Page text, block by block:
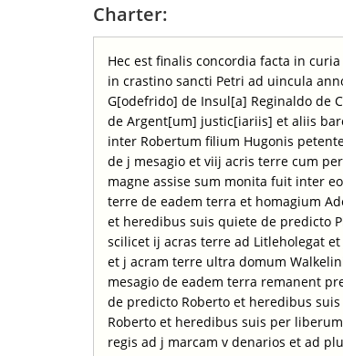
Charter:
Hec est finalis concordia facta in
in crastino sancti Petri ad uincula
G[odefrido] de Insul[a] Reginaldo de
de Argent[um] justic[iariis] et aliis
inter Robertum filium Hugonis
de j mesagio et viij acris terre cum
magne assise sum monita fuit inter
terre de eadem terra et homagium
et heredibus suis quiete de predicto
scilicet ij acras terre ad Litleholegat
et j acram terre ultra domum
mesagio de eadem terra remanent
de predicto Roberto et heredibus
Roberto et heredibus suis per
regis ad j marcam v denarios et ad